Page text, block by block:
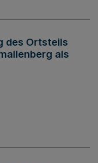
des Ortsteils
als